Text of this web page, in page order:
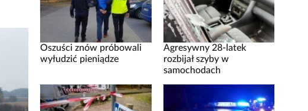
Oszuści znów próbowali
wyłudzić pieniądze
Agresywny 28-latek
rozbijał szyby w
samochodach